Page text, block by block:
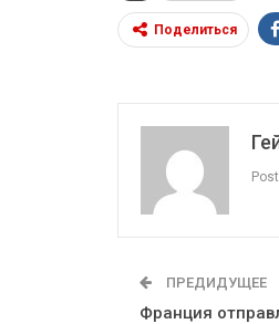
Поделиться
ПРЕДИДУЩЕЕ
Франция